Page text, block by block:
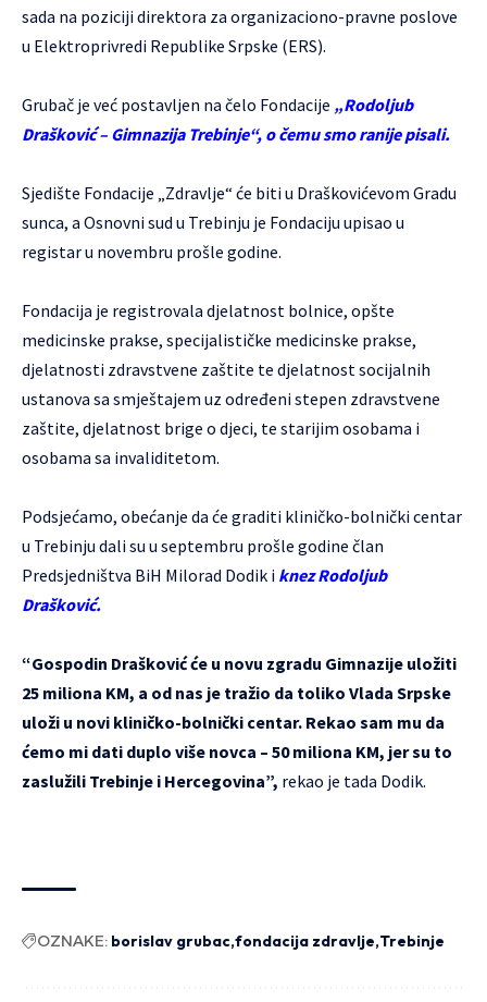
sada na poziciji direktora za organizaciono-pravne poslove
u Elektroprivredi Republike Srpske (ERS).
Grubač je već postavljen na čelo Fondacije „Rodoljub
Drašković – Gimnazija Trebinje“, o čemu smo ranije pisali.
Sjedište Fondacije „Zdravlje“ će biti u Draškovićevom Gradu
sunca, a Osnovni sud u Trebinju je Fondaciju upisao u
registar u novembru prošle godine.
Fondacija je registrovala djelatnost bolnice, opšte
medicinske prakse, specijalističke medicinske prakse,
djelatnosti zdravstvene zaštite te djelatnost socijalnih
ustanova sa smještajem uz određeni stepen zdravstvene
zaštite, djelatnost brige o djeci, te starijim osobama i
osobama sa invaliditetom.
Podsjećamo, obećanje da će graditi kliničko-bolnički centar
u Trebinju dali su u septembru prošle godine član
Predsjedništva BiH Milorad Dodik i knez Rodoljub
Drašković.
“Gospodin Drašković će u novu zgradu Gimnazije uložiti
25 miliona KM, a od nas je tražio da toliko Vlada Srpske
uloži u novi kliničko-bolnički centar. Rekao sam mu da
ćemo mi dati duplo više novca – 50 miliona KM, jer su to
zaslužili Trebinje i Hercegovina”, rekao je tada Dodik.
OZNAKE: borislav grubac fondacija zdravlje Trebinje